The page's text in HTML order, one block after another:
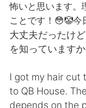
English
简体中文
Español
Français
怖いと思います。
ことです！😳🤡今
大丈夫だったけ
を知っています
I got my hair cut
to QB House.
depends on the